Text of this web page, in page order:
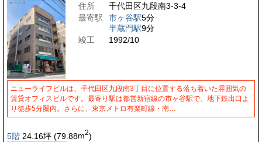
住所
千代田区九段南3-3-4
最寄駅
市ヶ谷駅5分
半蔵門駅9分
竣工
1992/10
ニューライフビルは、千代田区九段南3丁目に位置する落ち着いた雰囲気の
賃貸オフィスビルです。最寄り駅は都営新宿線の市ヶ谷駅で、地下鉄出口よ
り徒歩5分圏内。さらに、東京メトロ有楽町線・南…
5階 24.16坪 (79.88m2)